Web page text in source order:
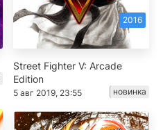
2016
Street Fighter V: Arcade
Edition
5 авг 2019, 23:55 новинка